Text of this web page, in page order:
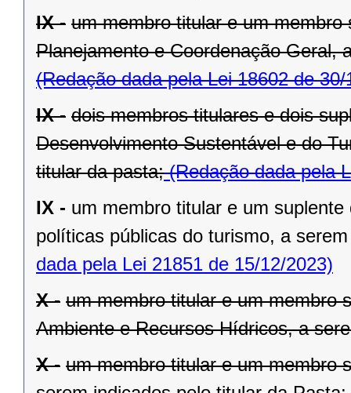
IX - um membro titular e um
Planejamento e Coordenação Geral,
(Redação dada pela Lei 18602 de 30/
IX - dois membros titulares e dois
Desenvolvimento Sustentável e do
titular da pasta;(Redação dada pela
IX - um membro titular e um
políticas públicas do turismo, a
dada pela Lei 21851 de 15/12/2023)
X - um membro titular e um membro
Ambiente e Recursos Hídricos, a
X - um membro titular e um membro